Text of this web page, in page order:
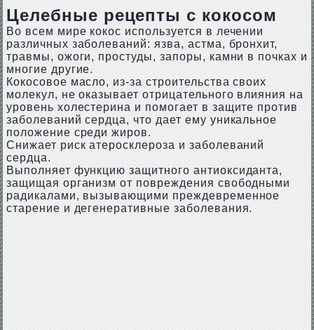
Целебные рецепты с кокосом
Во всем мире кокос используется в лечении
различных заболеваний: язва, астма, бронхит,
травмы, ожоги, простуды, запоры, камни в почках и
многие другие.
Кокосовое масло, из-за строительства своих
молекул, не оказывает отрицательного влияния на
уровень холестерина и помогает в защите против
заболеваний сердца, что дает ему уникальное
положение среди жиров.
Снижает риск атеросклероза и заболеваний
сердца.
Выполняет функцию защитного антиоксиданта,
защищая организм от повреждения свободными
радикалами, вызывающими преждевременное
старение и дегенеративные заболевания.